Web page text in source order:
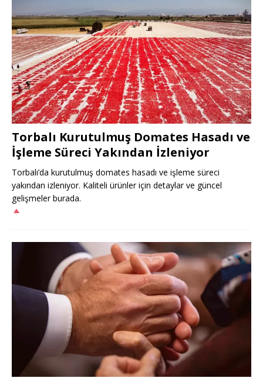
Torbalı Kurutulmuş Domates Hasadı ve
İşleme Süreci Yakından İzleniyor
Torbalı’da kurutulmuş domates hasadı ve işleme süreci
yakından izleniyor. Kaliteli ürünler için detaylar ve güncel
gelişmeler burada.